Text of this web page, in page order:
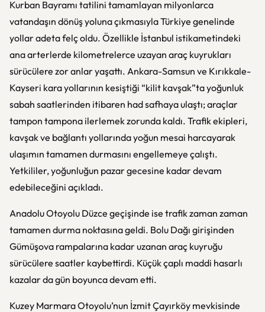
Kurban Bayramı tatilini tamamlayan milyonlarca
vatandaşın dönüş yoluna çıkmasıyla Türkiye genelinde
yollar adeta felç oldu. Özellikle İstanbul istikametindeki
ana arterlerde kilometrelerce uzayan araç kuyrukları
sürücülere zor anlar yaşattı. Ankara-Samsun ve Kırıkkale-
Kayseri kara yollarının kesiştiği “kilit kavşak”ta yoğunluk
sabah saatlerinden itibaren had safhaya ulaştı; araçlar
tampon tampona ilerlemek zorunda kaldı. Trafik ekipleri,
kavşak ve bağlantı yollarında yoğun mesai harcayarak
ulaşımın tamamen durmasını engellemeye çalıştı.
Yetkililer, yoğunluğun pazar gecesine kadar devam
edebileceğini açıkladı.
Anadolu Otoyolu Düzce geçişinde ise trafik zaman zaman
tamamen durma noktasına geldi. Bolu Dağı girişinden
Gümüşova rampalarına kadar uzanan araç kuyruğu
sürücülere saatler kaybettirdi. Küçük çaplı maddi hasarlı
kazalar da gün boyunca devam etti.
Kuzey Marmara Otoyolu’nun İzmit Çayırköy mevkisinde